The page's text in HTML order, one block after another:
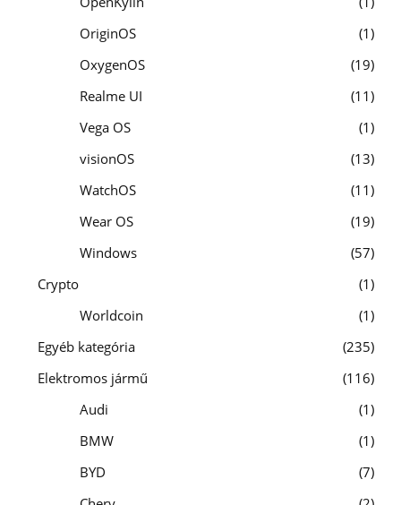
OriginOS
1
OxygenOS
19
Realme UI
11
Vega OS
1
visionOS
13
WatchOS
11
Wear OS
19
Windows
57
Crypto
1
Worldcoin
1
Egyéb kategória
235
Elektromos jármű
116
Audi
1
BMW
1
BYD
7